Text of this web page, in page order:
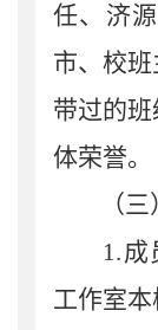
任、济
市、校
带过的
体荣誉。
（
1.成
工作室